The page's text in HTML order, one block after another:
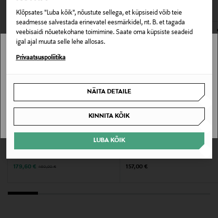
Klõpsates "Luba kõik", nõustute sellega, et küpsiseid võib teie
seadmesse salvestada erinevatel eesmärkidel, nt. B. et tagada
veebisaidi nõuetekohane toimimine. Saate oma küpsiste seadeid
igal ajal muuta selle lehe allosas.
Privaatsuspoliitika
NÄITA DETAILE
KINNITA KÕIK
LUBA KÕIK
Värv
NOCOL
Valmistaja tootenumber
Tom Ford International S.r.l.
avamata originaalpakendis.
E-POE TAGASTUSED
Discounted Price
179,60 € Original Price
460,00 €
Original Price
157,00 €
Stockmann pole Sinu riigis saadaval.
SAAN ARU